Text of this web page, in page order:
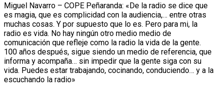
Miguel Navarro – COPE Peñaranda: «De la radio se dice que
es magia, que es complicidad con la audiencia,… entre otras
muchas cosas. Y por supuesto que lo es. Pero para mi, la
radio es vida. No hay ningún otro medio medio de
comunicación que refleje como la radio la vida de la gente.
100 años después, sigue siendo un medio de referencia, que
informa y acompaña… sin impedir que la gente siga con su
vida. Puedes estar trabajando, cocinando, conduciendo… y a la
escuchando la radio»